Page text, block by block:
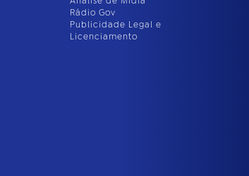
Rádio Gov
Publicidade Legal e
Licenciamento